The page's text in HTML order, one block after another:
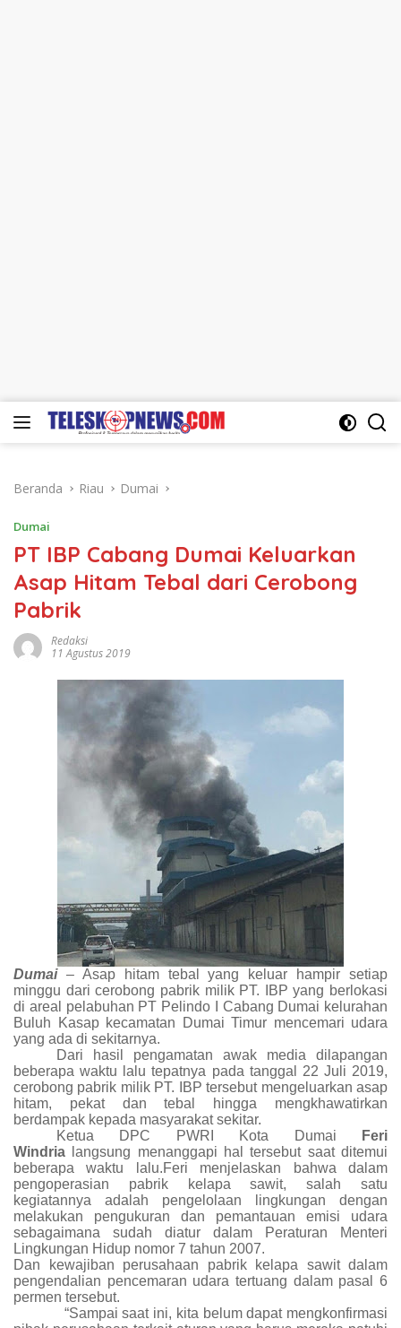
Langsung
Beranda Riau Dumai
Dumai
PT IBP Cabang Dumai Keluarkan
Asap Hitam Tebal dari Cerobong
Pabrik
Redaksi
11 Agustus 2019
Dumai– Asap hitam tebal yang keluar hampir setiap
minggu dari cerobong pabrik milik PT. IBP yang berlokasi
di areal pelabuhan PT Pelindo I Cabang Dumai kelurahan
Buluh Kasap kecamatan Dumai Timur mencemari udara
yang ada di sekitarnya.
Dari hasil pengamatan awak media dilapangan
beberapa waktu lalu tepatnya pada tanggal 22 Juli 2019,
cerobong pabrik milik PT. IBP tersebut mengeluarkan asap
hitam, pekat dan tebal hingga mengkhawatirkan
berdampak kepada masyarakat sekitar.
Ketua DPC PWRI Kota Dumai
Feri
Windria langsung menanggapi hal tersebut saat ditemui
beberapa waktu lalu.Feri menjelaskan bahwa dalam
pengoperasian pabrik kelapa sawit, salah satu
kegiatannya adalah pengelolaan lingkungan dengan
melakukan pengukuran dan pemantauan emisi udara
sebagaimana sudah diatur dalam Peraturan Menteri
Lingkungan Hidup nomor 7 tahun 2007.
Dan kewajiban perusahaan pabrik kelapa sawit dalam
pengendalian pencemaran udara tertuang dalam pasal 6
permen tersebut.
“Sampai saat ini, kita belum dapat mengkonfirmasi